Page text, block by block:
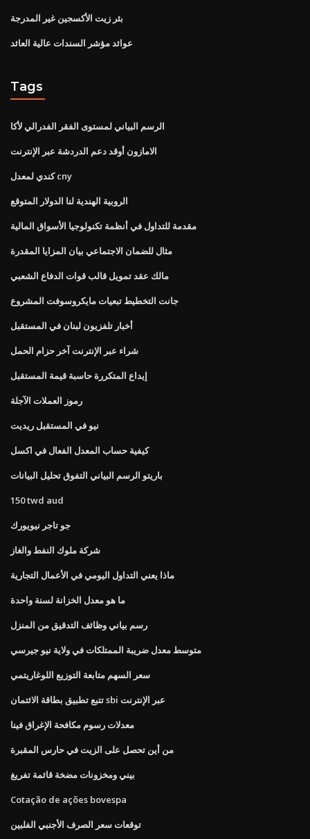
بئر زيت الأكسجين غير المدرجة
عوائد مؤشر السندات عالية العائد
Tags
الرسم البياني لمستوى الفقر الفدرالي لأكا
الامازون أوقد دعم الدردشة عبر الإنترنت
كندي لمعدل cny
الروبية الهندية لنا الدولار المتوقع
مقدمة للتداول في أنظمة تكنولوجيا الأسواق المالية
مثال للضمان الاجتماعي بيان المزايا المقدرة
مالك عقد تمويل قالب قوات الدفاع الشعبي
جانت التخطيط تبعيات مايكروسوفت المشروع
أخبار تلفزيون لبنان في المستقبل
شراء عبر الإنترنت آخر حزام الحمل
إيداع المتكررة حاسبة قيمة المستقبل
رموز العملات الآجلة
نيو في المستقبل ريديت
كيفية حساب المعدل الفعال في اكسل
باريتو الرسم البياني التفوق تحليل البيانات
150 twd aud
جو تاجر نيويورك
شركة ملوك النفط والغاز
ماذا يعني التداول اليومي في الأعمال التجارية
ما هو معدل الخزانة لسنة واحدة
رسم بياني وظائف التدقيق من المنزل
متوسط ​​معدل ضريبة الممتلكات في ولاية نيو جيرسي
سعر السهم متابعة التوزيع اللوغاريتمي
تتبع تطبيق بطاقة الائتمان sbi عبر الإنترنت
معدلات رسوم مكافحة الإغراق فينا
من أين تحصل على الزيت في حارس المقبرة
بيني ومخزونات مضخة قائمة تفريغ
Cotação de ações bovespa
توقعات سعر الصرف الأجنبي الفلبين